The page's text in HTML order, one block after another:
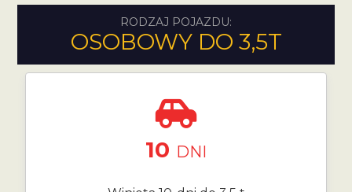
RODZAJ POJAZDU:
OSOBOWY DO 3,5T
10 DNI